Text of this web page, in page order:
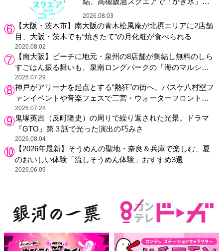
り
2026.08.03
【大阪・茨木市】南大阪の青木松風庵が北摂エリアに2店舗
目、大阪・茨木でも“焼きたて”の月化粧が食べられる
2026.08.02
【南大阪】ビーチに地元・泉州の8店舗が集結し無料のしら
すごはん振る舞いも、泉南ロングパークの「海のマルシ
ェ」がリニューアル！
2026.07.29
神戸がアリーナを起点とする“熱狂”の街へ、バスケ八村塁フ
ァンイベントや音楽フェスで三宮・ウォーターフロントを
活性化
2026.07.28
鬼塚英吉（反町隆史）の周りで繰り返された光景。ドラマ
『GTO』第３話で光った演出の巧みさ
2026.08.04
【2026年最新】そうめんの聖地・奈良＆兵庫で楽しむ、夏
のおいしい体験「流しそうめん体験」おすすめ3選
2026.06.09